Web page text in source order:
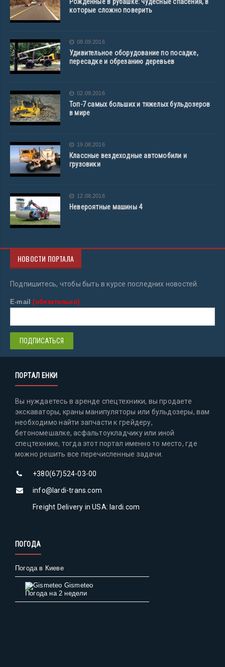
которые сложно поверить
08.09.2016
Удивительное оборудование по посадке,
пересадке и обрезанию деревьев
02.09.2016
Топ-7 самых больших и тяжелых бульдозеров
в мире
19.08.2016
Классные вездеходные автомобили и
грузовики
12.08.2016
Невероятные машины 4
НОВОСТИ ПОРТАЛА
Подпишитесь, чтобы быть в курсе последних новостей.
E-mail(обязательно)
ПОРТАЛ ЕНКИ
Вы нуждаетесь в аренде спецтехники, вы продаете
экскаваторы, краны манипуляторы или бульдозеры, вам
необходимо найти запчасти к грейдеру,
бетономешалке, асфальтоукладчику или иной
спецтехнике, тогда этот портал именно то место, где
можно решить все перечисленные задачи.
+380(67)524-03-00
info@lardi-trans.com
Freight Delivery in USA: lardi.com
ПОГОДА
Погода в Киеве
Gismeteo
Погода на 2 недели